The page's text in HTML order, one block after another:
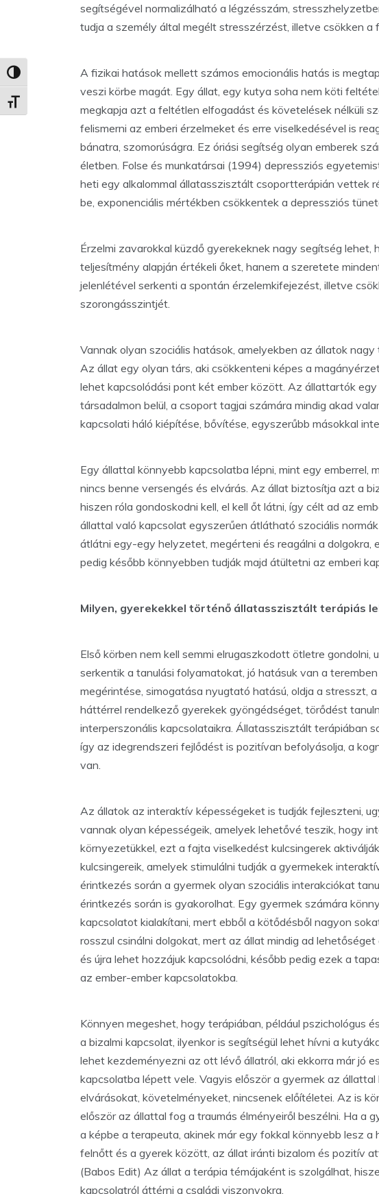
Nagy kontraszt váltása
Betűméret váltása
segítségével normalizálható a légzésszám,
tudja a személy által megélt stresszérzést, illetve csökken a
A fizikai hatások mellett számos emocionális hatás is
veszi körbe magát. Egy állat, egy kutya soha nem köti
megkapja azt a feltétlen elfogadást és követelések nélküli
felismerni az emberi érzelmeket és erre viselkedésével is
bánatra, szomorúságra. Ez óriási segítség olyan emberek
életben. Folse és munkatársai (1994) depressziós
heti egy alkalommal állatasszisztált csoportterápián vettek
be, exponenciális mértékben csökkentek a depressziós
Érzelmi zavarokkal küzdő gyerekeknek nagy segítség lehet,
teljesítmény alapján értékeli őket, hanem a szeretete
jelenlétével serkenti a spontán érzelemkifejezést, illetve
szorongásszintjét.
Vannak olyan szociális hatások, amelyekben az állatok
Az állat egy olyan társ, aki csökkenteni képes a
lehet kapcsolódási pont két ember között. Az állattartók
társadalmon belül, a csoport tagjai számára mindig akad
kapcsolati háló kiépítése, bővítése, egyszerűbb másokkal
Egy állattal könnyebb kapcsolatba lépni, mint egy emberrel,
nincs benne versengés és elvárás. Az állat biztosítja azt a
hiszen róla gondoskodni kell, el kell őt látni, így célt ad az
állattal való kapcsolat egyszerűen átlátható szociális
átlátni egy-egy helyzetet, megérteni és reagálni a
pedig később könnyebben tudják majd átültetni az emberi
Milyen, gyerekekkel történő állatasszisztált terápiás
Első körben nem kell semmi elrugaszkodott ötletre
serkentik a tanulási folyamatokat, jó hatásuk van a
megérintése, simogatása nyugtató hatású, oldja a stresszt,
háttérrel rendelkező gyerekek gyöngédséget, törődést
interperszonális kapcsolataikra. Állatasszisztált terápiában
így az idegrendszeri fejlődést is pozitívan befolyásolja, a
van.
Az állatok az interaktív képességeket is tudják fejleszteni,
vannak olyan képességeik, amelyek lehetővé teszik, hogy
környezetükkel, ezt a fajta viselkedést kulcsingerek
kulcsingereik, amelyek stimulálni tudják a gyermekek
érintkezés során a gyermek olyan szociális interakciókat
érintkezés során is gyakorolhat. Egy gyermek számára
kapcsolatot kialakítani, mert ebből a kötődésből nagyon
rosszul csinálni dolgokat, mert az állat mindig ad
és újra lehet hozzájuk kapcsolódni, később pedig ezek a
az ember-ember kapcsolatokba.
Könnyen megeshet, hogy terápiában, például pszichológus
a bizalmi kapcsolat, ilyenkor is segítségül lehet hívni a
lehet kezdeményezni az ott lévő állatról, aki ekkorra már jó
kapcsolatba lépett vele. Vagyis először a gyermek az
elvárásokat, követelményeket, nincsenek előítéletei. Az is
először az állattal fog a traumás élményeiről beszélni. Ha a
a képbe a terapeuta, akinek már egy fokkal könnyebb lesz
felnőtt és a gyerek között, az állat iránti bizalom és pozitív
(Babos Edit) Az állat a terápia témájaként is szolgálhat,
kapcsolatról áttérni a családi viszonyokra.